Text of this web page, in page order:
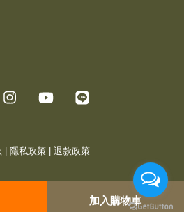
加入購物車
Instagram YouTube
隱私政策 退款政策